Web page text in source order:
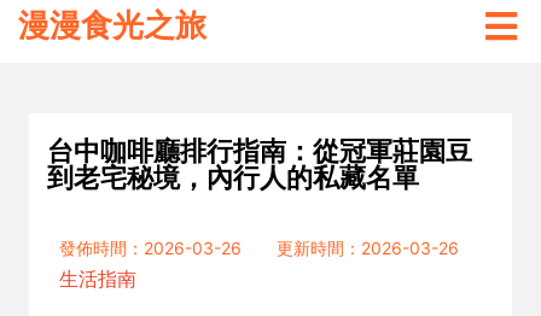
漫漫食光之旅
台中咖啡廳排行指南：從冠軍莊園豆
到老宅秘境，內行人的私藏名單
發佈時間：2026-03-26
更新時間：2026-03-26
生活指南